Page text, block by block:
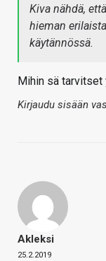
Kiva nähdä,
hieman
käytännössä.
Mihin sä tarvitset
Kirjaudu sisään
Akleksi
25.2.2019